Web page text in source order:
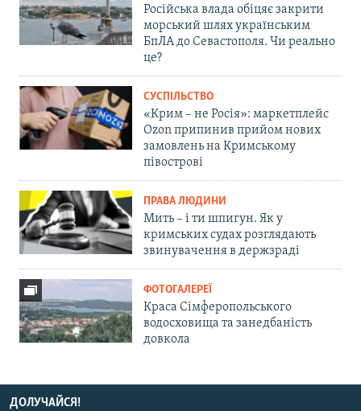
Російська влада обіцяє закрити
морський шлях українським
БпЛА до Севастополя. Чи реально
це?
СУСПІЛЬСТВО
«Крим – не Росія»: маркетплейс
Ozon припинив прийом нових
замовлень на Кримському
півострові
ПРАВА ЛЮДИНИ
Мить – і ти шпигун. Як у
кримських судах розглядають
звинувачення в держзраді
ФОТОГАЛЕРЕЇ
Краса Сімферопольського
водосховища та занедбаність
довкола
ДОЛУЧАЙСЯ!